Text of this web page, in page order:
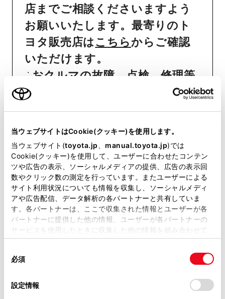
当ウェブサイトはCookie(クッキー)を使用します。
当ウェブサイト(toyota.jp manual.toyota.jp)では
Cookie(クッキー)を使用して、ユーザーに合わせたコンテン
ツや広告の表示、ソーシャルメディアの提供、広告の表示回
数やクリック数の測定を行っています。またユーザーによる
サイト利用状況についても情報を収集し、ソーシャルメディ
アや広告配信、データ解析の各パートナーと共有していま
す。各パートナーは、ここで収集された情報とユーザーが各
パートナーに提供した他の情報、ユーザーが各パートナーの
サービスを使用したときに収集した他の情報を組み合わせて
使用することがあります。当ウェブサイトの使用を続行する
デバイスにすべてのCookie(クッキー)が保存されることに同
意したことになります。Cookie(クッキー)のオプトアウト、
必須
設定情報
店までご相談くださいますよう
お願いいたします。最寄りのト
ヨタ販売店はこちら からご確認
いただけます。
おクルマの故障、点検、修理等
（販売店を窓口におクルマの状
態を診断する必要がございま
す）
納期 （販売店単位でオーダーを
いただいておりますため、弊社
ではお客様のお名前でのご注文
状況が分かりかねます）
純正部品の品番、価格、取り付
け工賃等の詳細情報 （部品の販
売、取り付け等は販売店を窓口
にご相談いただけますと幸いで
トヨタ販売店へのお問い合わせ